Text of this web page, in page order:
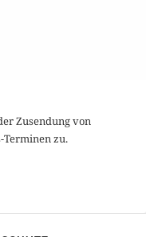
Zusendung von
zu.